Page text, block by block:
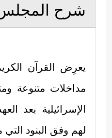
شرح
يعرِض القرآن
مداخلات متنوعة
الإسرائيلية بعد
لهم وفق البنود